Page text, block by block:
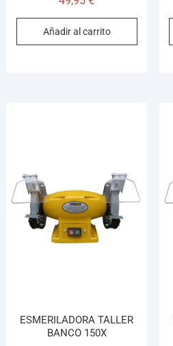
Añadir al carrito
ESMERILADORA TALLER
BANCO 150X